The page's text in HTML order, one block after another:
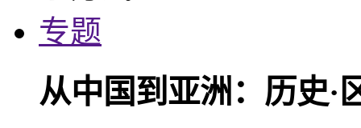
专题
从中国到亚洲：历史·